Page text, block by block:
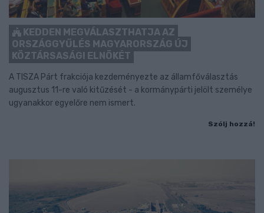
KEDDEN MEGVÁLASZTHATJA AZ
ORSZÁGGYŰLÉS MAGYARORSZÁG ÚJ
KÖZTÁRSASÁGI ELNÖKÉT
A TISZA Párt frakciója kezdeményezte az államfőválasztás
augusztus 11-re való kitűzését - a kormánypárti jelölt személye
ugyanakkor egyelőre nem ismert.
Szólj hozzá!